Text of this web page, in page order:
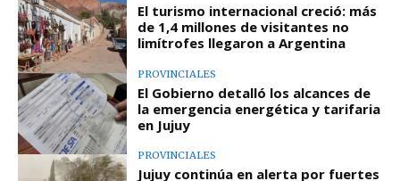
El turismo internacional creció: más
de 1,4 millones de visitantes no
limítrofes llegaron a Argentina
PROVINCIALES
El Gobierno detalló los alcances de
la emergencia energética y tarifaria
en Jujuy
PROVINCIALES
Jujuy continúa en alerta por fuertes